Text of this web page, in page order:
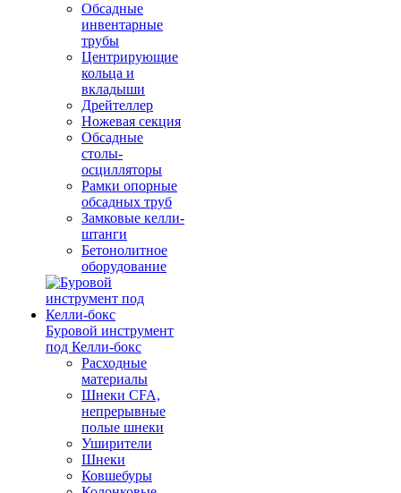
Обсадные
инвентарные
трубы
Центрирующие
кольца и
вкладыши
Дрейтеллер
Ножевая секция
Обсадные
столы-
осцилляторы
Рамки опорные
обсадных труб
Замковые келли-
штанги
Бетонолитное
оборудование
Буровой инструмент
под Келли-бокс
Расходные
материалы
Шнеки CFA,
непрерывные
полые шнеки
Уширители
Шнеки
Ковшебуры